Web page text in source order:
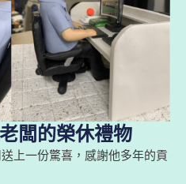
闆的榮休禮物
上一份驚喜，感謝他多年的貢